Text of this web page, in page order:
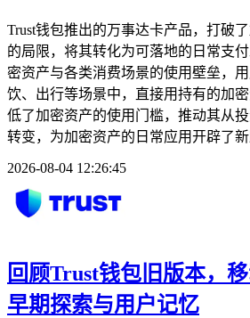
Trust钱包推出的万事达卡产品，打破
的局限，将其转化为可落地的日常支
密资产与各类消费场景的使用壁垒，
饮、出行等场景中，直接用持有的加
低了加密资产的使用门槛，推动其从
转变，为加密资产的日常应用开辟了
2026-08-04 12:26:45
回顾Trust钱包旧版本，
早期探索与用户记忆